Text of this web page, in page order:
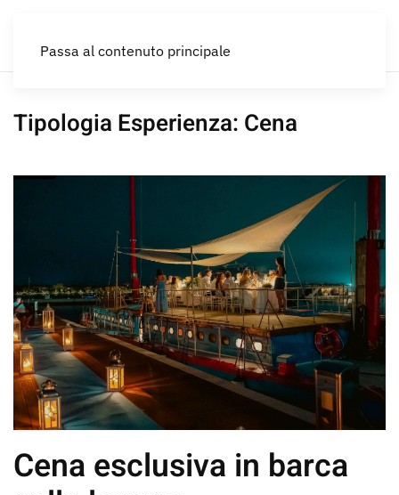
Passa al contenuto principale
Tipologia Esperienza: Cena
Cena esclusiva in barca